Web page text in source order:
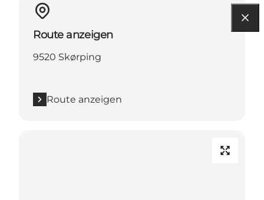
Route anzeigen
9520 Skørping
Route anzeigen